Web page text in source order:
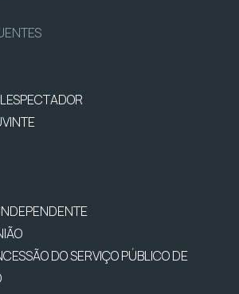
DO SERVIÇO PÚBLICO DE